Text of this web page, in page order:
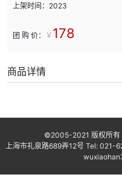
上架时间：2023
团 购 价： ￥ 178
商品详情
©2005-2021 版权所有
上海市礼泉路689弄12号 Tel: